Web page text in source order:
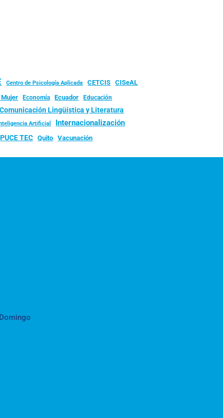
Centro de Psicología Aplicada CETCIS CISeAL
Mujer Economía Ecuador
Educación
Lingüística y Literatura
Artificial Internacionalización
PUCE TEC Quito Vacunación